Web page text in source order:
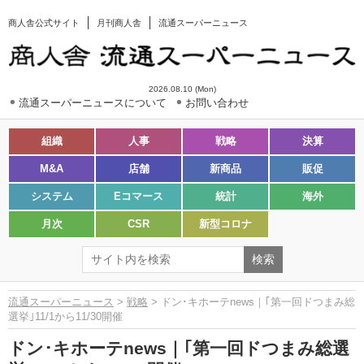
商人舎公式サイト 月刊商人舎 流通スーパーニュース
2026.08.10 (Mon)
流通スーパーニュースについて お問い合わせ
組織 人事 戦略 決算
M&A 店舗 新商品 販促
システム Eコマース 統計 海外
月次 CSR 新型コロナ
流通スーパーニュース > 戦略 > ドン･キホーテnews｜｢第一回ドつまみ総
選挙｣11/1から11/30開催
ドン･キホーテnews｜｢第一回ドつまみ総選